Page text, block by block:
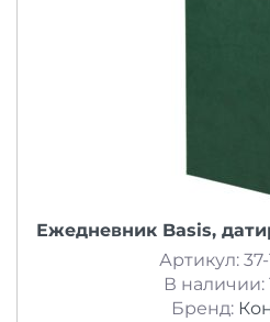
Ежедневник Basis,
Артикул: 37-
В наличии:
Бренд: